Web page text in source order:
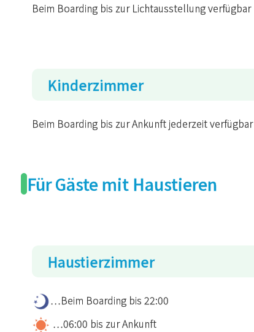
Beim Boarding bis zur Lichtausstellung verfügbar
Kinderzimmer
Beim Boarding bis zur Ankunft jederzeit verfügbar
Für Gäste mit Haustieren
Haustierzimmer
…Beim Boarding bis 22:00
…06:00 bis zur Ankunft